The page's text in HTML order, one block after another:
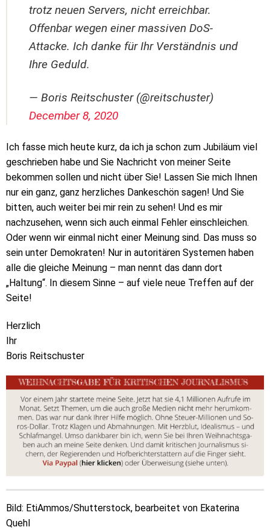
trotz neuen Servers, nicht erreichbar.
Offenbar wegen einer massiven DoS-
Attacke. Ich danke für Ihr Verständnis und
Ihre Geduld.
— Boris Reitschuster (@reitschuster)
December 8, 2020
Ich fasse mich heute kurz, da ich ja schon zum Jubiläum viel
geschrieben habe und Sie Nachricht von meiner Seite
bekommen sollen und nicht über Sie! Lassen Sie mich Ihnen
nur ein ganz, ganz herzliches Dankeschön sagen! Und Sie
bitten, auch weiter bei mir rein zu sehen! Und es mir
nachzusehen, wenn sich auch einmal Fehler einschleichen.
Oder wenn wir einmal nicht einer Meinung sind. Das muss so
sein unter Demokraten! Nur in autoritären Systemen haben
alle die gleiche Meinung – man nennt das dann dort
„Haltung“. In diesem Sinne – auf viele neue Treffen auf der
Seite!
Herzlich
Ihr
Boris Reitschuster
Bild: EtiAmmos/Shutterstock, bearbeitet von Ekaterina
Quehl